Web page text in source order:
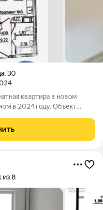
,30
квартира в новом
в 2024 году. Объект
решений. В
из 8